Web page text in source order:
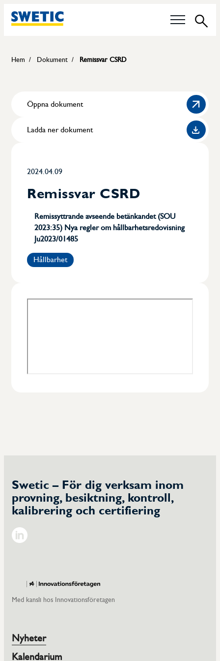
Sök
Våra frågor
Livsmedelskontroll
Hållbarhet
Karriär
Medlemmar
Kalendarium
Dokument
Hem Dokument Remissvar CSRD
Öppna dokument
Ladda ner dokument
2024.04.09
Remissvar CSRD
Remissyttrande avseende betänkandet (SOU
2023:35) Nya regler om hållbarhetsredovisning
Ju2023/01485
Hållbarhet
Swetic – För dig verksam inom
provning, besiktning, kontroll,
kalibrering och certifiering
Med kansli hos Innovationsföretagen
Nyheter
Kalendarium